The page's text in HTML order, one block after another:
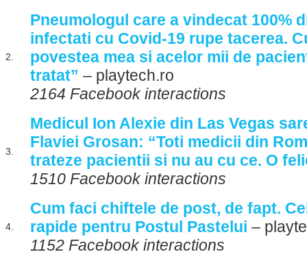
2.
Pneumologul care a vindecat 100%
infectati cu Covid-19 rupe tacerea.
povestea mea si acelor mii de
tratat” – playtech.ro
2164 Facebook interactions
3.
Medicul Ion Alexie din Las Vegas
Flaviei Grosan: “Toti medicii din
trateze pacientii si nu au cu ce. O
1510 Facebook interactions
4.
Cum faci chiftele de post, de fapt.
rapide pentru Postul Pastelui –
1152 Facebook interactions